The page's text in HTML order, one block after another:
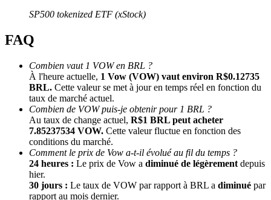
Affiliés Bitrue
Parrainage
Invitez un ami pour recevoir des récompenses en espèces
BTC Welcome Rewards
SP500 tokenized ETF (xStock)
FAQ
Combien vaut 1 VOW en BRL ?
À l'heure actuelle, 1 Vow (VOW) vaut environ R$0.12735
BRL. Cette valeur se met à jour en temps réel en fonction du
taux de marché actuel.
Combien de VOW puis-je obtenir pour 1 BRL ?
Au taux de change actuel, R$1 BRL peut acheter
7.85237534 VOW. Cette valeur fluctue en fonction des
conditions du marché.
Comment le prix de Vow a-t-il évolué au fil du temps ?
24 heures : Le prix de Vow a diminué de légèrement depuis
hier.
30 jours : Le taux de VOW par rapport à BRL a diminué par
rapport au mois dernier.